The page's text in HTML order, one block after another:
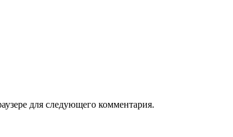
для следующего комментария.